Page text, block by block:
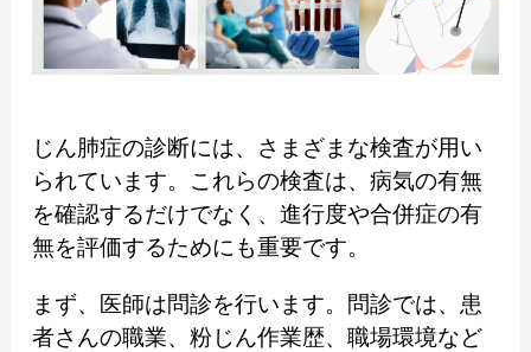
じん肺症の診断には、さまざまな検査が用い
られています。これらの検査は、病気の有無
を確認するだけでなく、進行度や合併症の有
無を評価するためにも重要です。
まず、医師は問診を行います。問診では、患
者さんの職業、粉じん作業歴、職場環境など